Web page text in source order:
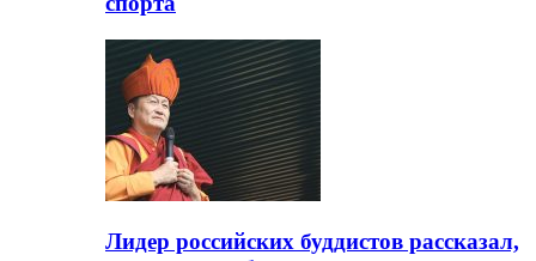
Лидер российских буддистов рассказал,